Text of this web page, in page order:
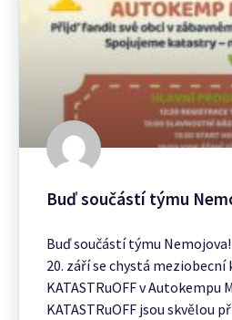
Buď součástí týmu
Buď součástí týmu
20. září se chystá meziobecní
KATASTRuOFF v Autokempu
KATASTRuOFF jsou skvělou